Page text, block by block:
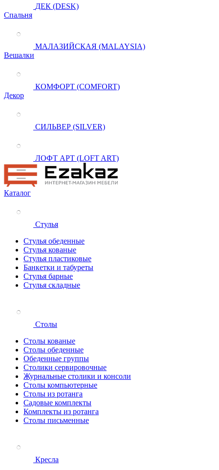
ДЕК (DESK)
Спальня
МАЛАЗИЙСКАЯ (MALAYSIA)
Вешалки
КОМФОРТ (COMFORT)
Декор
СИЛЬВЕР (SILVER)
ЛОФТ АРТ (LOFT ART)
Каталог
Стулья
Стулья обеденные
Стулья кованые
Стулья пластиковые
Банкетки и табуреты
Стулья барные
Стулья складные
Столы
Столы кованые
Столы обеденные
Обеденные группы
Столики сервировочные
Журнальные столики и консоли
Столы компьютерные
Столы из ротанга
Садовые комплекты
Комплекты из ротанга
Столы письменные
Кресла